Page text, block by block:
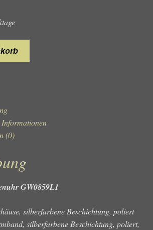
Informationen
(0)
GW0859L1
silberfarbene Beschichtung, poliert
silberfarbene Beschichtung, poliert,